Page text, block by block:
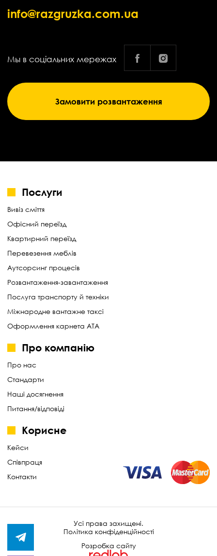
info@razgruzka.com.ua
Мы в соціальних мережах
Замовити розвантаження
Послуги
Вивіз сміття
Офісний переїзд
Квартирний переїзд
Перевезення меблів
Аутсорсинг процесів
Розвантаження-завантаження
Послуга транспорту й техніки
Міжнародне вантажне таксі
Оформлення карнета АТА
Про компанію
Про нас
Стандарти
Наші досягнення
Питання/відповіді
Корисне
Кейси
Співпраця
Контакти
Усі права захищені.
Політика конфіденційності
Розробка сайту